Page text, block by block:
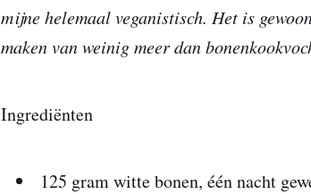
mijne helemaal veganistisch. Het is
maken van weinig meer dan
Ingrediënten
125 gram witte bonen, één nacht